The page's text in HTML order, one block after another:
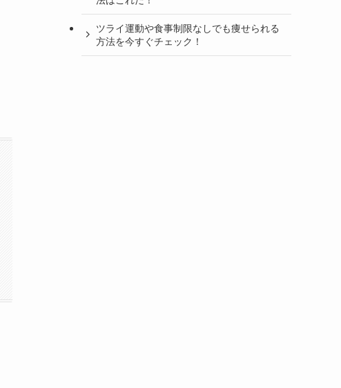
ツライ運動や食事制限なしでも痩せられる
方法を今すぐチェック！